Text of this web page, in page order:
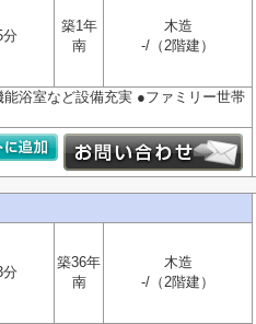
分
築1年
南
木造
-/（2階建）
浴室など設備充実 ●ファミリー世帯
分
築36年
南
木造
-/（2階建）